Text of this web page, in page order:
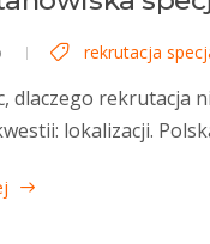
rekrutacja
dlaczego rekrutacja
lokalizacji.